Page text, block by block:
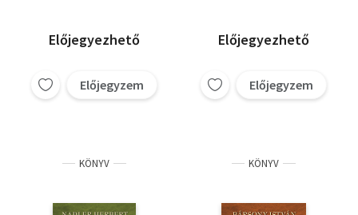
Előjegyezhető
Előjegyzem
Előjegyezhető
Előjegyzem
KÖNYV KÖNYV